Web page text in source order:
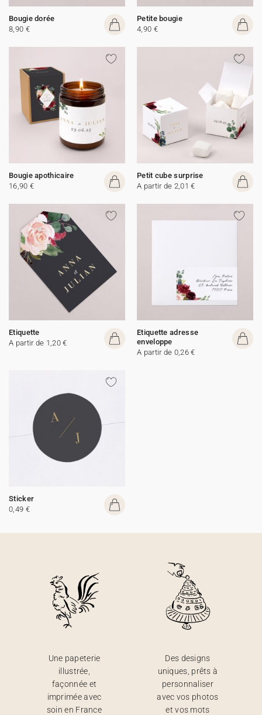
Bougie dorée
8,90 €
Petite bougie
4,90 €
Bougie apothicaire
16,90 €
Petit cube surprise
A partir de 2,01 €
Etiquette
A partir de 1,20 €
Etiquette adresse
enveloppe
A partir de 0,26 €
Sticker
0,49 €
Une papeterie
illustrée,
façonnée et
imprimée avec
soin en France
Des designs
uniques, prêts à
personnaliser
avec vos photos
et vos mots